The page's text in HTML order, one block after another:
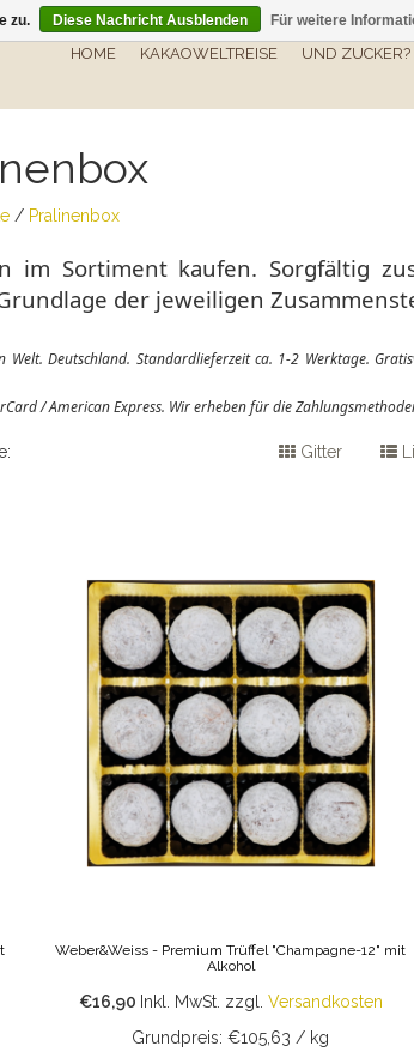
HOME KAKAOWELTREISE UND ZUCKER?
/ Pralinenbox
Sortiment kaufen. Sorgfältig
der jeweiligen
Deutschland. Standardlieferzeit ca. 1-2 Werktage.
/ American Express. Wir erheben für die
Gitter
Weber&Weiss - Premium Trüffel "Champagne-12" mit
Alkohol
€16,90 Inkl. MwSt. zzgl. Versandkosten
Grundpreis: €105,63 / kg
zu. Diese Nachricht Ausblenden Für weitere